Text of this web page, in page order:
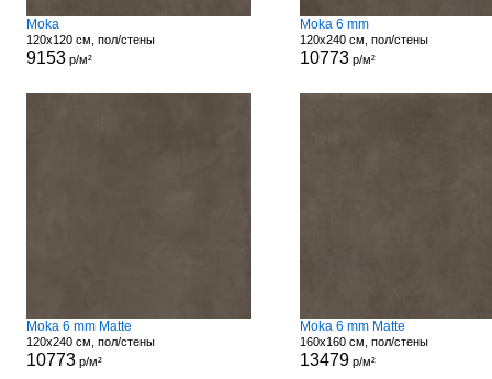
Moka
120x120 см, пол/стены
9153р/м²
Moka 6 mm
120x240 см, пол/стены
10773р/м²
Moka 6 mm Matte
120x240 см, пол/стены
10773р/м²
Moka 6 mm Matte
160x160 см, пол/стены
13479р/м²